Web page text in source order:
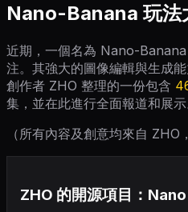
Nano-Banana 玩法
近期，一個名為 Nano-
注。其強大的圖像編輯與生成
創作者 ZHO 整理的一份包含
集，並在此進行全面報道和展示
（所有內容及創意均來自 ZHO，
ZHO 的開源項目：